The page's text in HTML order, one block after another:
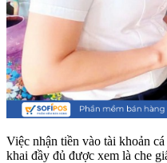
Việc nhận tiền vào tài khoản
khai đầy đủ được xem là che